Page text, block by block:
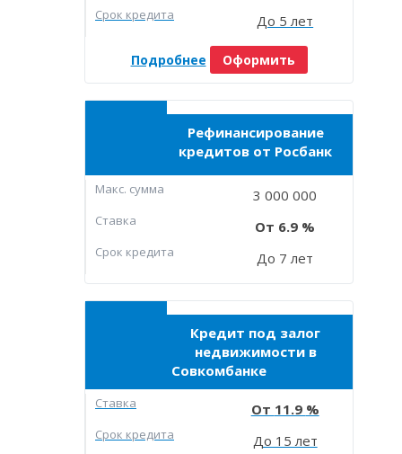
Срок кредита До 5 лет
Подробнее Оформить
Рефинансирование
кредитов от Росбанк
Макc. сумма 3 000 000
Ставка 6.9
Срок кредита До 7 лет
Кредит под залог
недвижимости в
Совкомбанке
Ставка 11.9
Срок кредита До 15 лет